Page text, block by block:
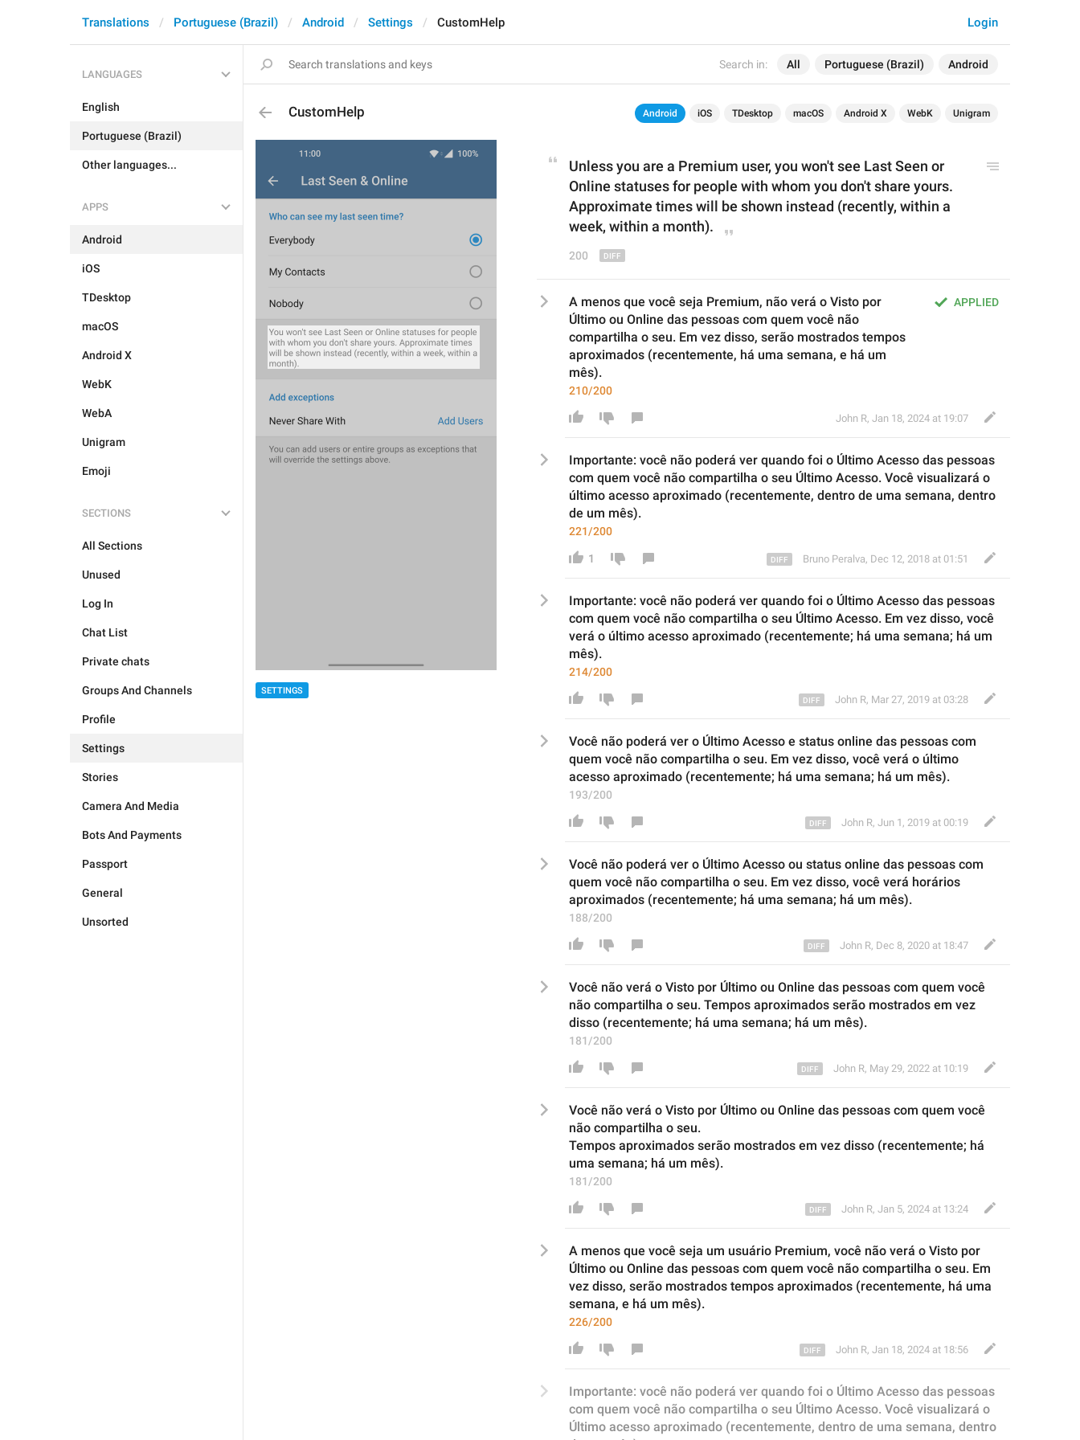
Search in: All Portuguese (Brazil) Android
Login
Translations Portuguese (Brazil) Android Settings CustomHelp
LANGUAGES
English
Portuguese (Brazil)
Other languages...
APPS
Android
iOS
TDesktop
macOS
Android X
WebK
WebA
Unigram
Emoji
SECTIONS
All Sections
Unused
Log In
Chat List
Private chats
Groups And Channels
Profile
Settings
Stories
Camera And Media
Bots And Payments
Passport
General
Unsorted
CustomHelp Android iOS TDesktop macOS Android X WebK Unigram
SETTINGS
Unless you are a Premium user, you won't see Last Seen or
Online statuses for people with whom you don't share yours.
Approximate times will be shown instead (recently, within a
week, within a month).
200
APPLIED
A menos que você seja Premium, não verá o Visto por
Último ou Online das pessoas com quem você não
compartilha o seu. Em vez disso, serão mostrados tempos
aproximados (recentemente, há uma semana, e há um
mês).
210/200
John R, Jan 18, 2024 at 19:07
Importante: você não poderá ver quando foi o Último Acesso das pessoas
com quem você não compartilha o seu Último Acesso. Você visualizará o
último acesso aproximado (recentemente, dentro de uma semana, dentro
de um mês).
221/200
1 Bruno Peralva, Dec 12, 2018 at 01:51
Importante: você não poderá ver quando foi o Último Acesso das pessoas
com quem você não
verá o último acesso aproximado (recentemente; há uma semana; há um
mês).
214/200
John R, Mar 27, 2019 at 03:28
Você não poderá ver o Último Acesso e status online das pessoas com
quem você não compartilha o seu. Em vez disso, você verá o último
acesso aproximado (recentemente; há uma semana; há um mês).
193/200
John R, Jun 1, 2019 at 00:19
Você não poderá ver o Último Acesso ou status online das pessoas com
quem você não compartilha o seu. Em vez disso, você verá horários
aproximados (recentemente; há uma semana; há um mês).
188/200
John R, Dec 8, 2020 at 18:47
Você não verá o Visto por Último ou Online das pessoas com quem você
não compartilha o seu. Tempos aproximados serão mostrados em vez
disso (recentemente; há uma semana; há um mês).
181/200
John R, May 29, 2022 at 10:19
Você não verá o Visto por Último ou Online das pessoas com quem você
não compartilha o seu.
Tempos aproximados serão mostrados em vez disso (recentemente; há
uma semana; há um mês).
181/200
John R, Jan 5, 2024 at 13:24
A menos que você seja um usuário Premium, você não verá o Visto por
Último ou Online das pessoas com quem você não compartilha o seu. Em
vez disso, serão mostrados tempos aproximados (recentemente, há uma
semana, e há um mês).
226/200
John R, Jan 18, 2024 at 18:56
Importante: você não poderá ver quando foi o Último Acesso das pessoas
com quem você não compartilha o seu Último Acesso. Você visualizará o
Último acesso aproximado (recentemente, dentro de uma semana, dentro